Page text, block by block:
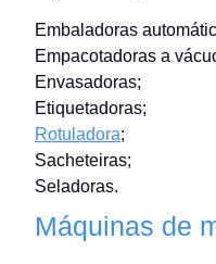
Embaladoras
Empacotadoras a
Envasadoras;
Etiquetadoras;
Rotuladora;
Sacheteiras;
Seladoras.
Máquinas de